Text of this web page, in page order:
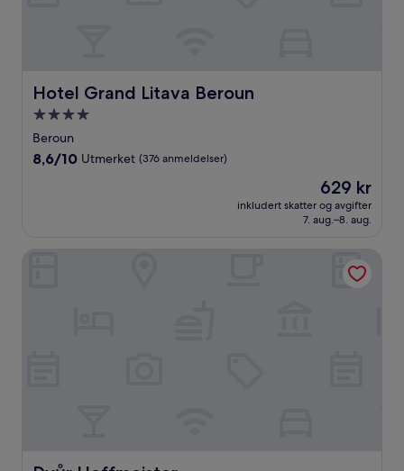
Hotel Grand Litava Beroun
Hotel Grand Litava Beroun
Overnattingssted
med
4.0
Beroun
8.6
8,6/10 Utmerket (376 anmeldelser)
Prisen
er
629 kr
629 kr
inkludert skatter og avgifter
7. aug.–8. aug.